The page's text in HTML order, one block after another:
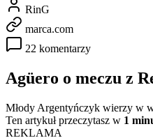
RinG
marca.com
22 komentarzy
Agüero o meczu z
Młody Argentyńczyk wierzy w
Ten artykuł przeczytasz w 1
REKLAMA